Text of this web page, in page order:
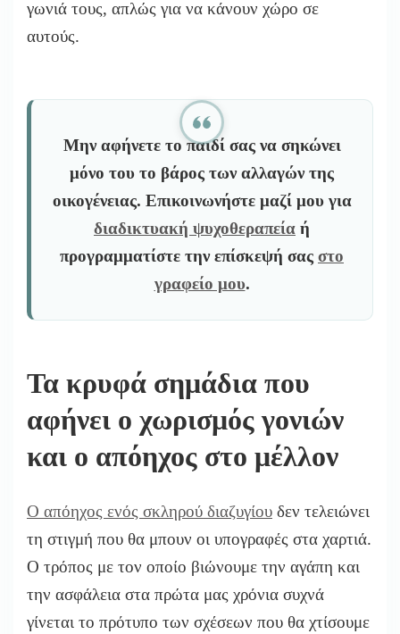
γωνιά τους, απλώς για να κάνουν χώρο σε
αυτούς.
Μην αφήνετε το παιδί σας να σηκώνει
μόνο του το βάρος των αλλαγών της
οικογένειας. Επικοινωνήστε μαζί μου για
διαδικτυακή ψυχοθεραπεία ή
προγραμματίστε την επίσκεψή σας στο
γραφείο μου.
Τα κρυφά σημάδια που
αφήνει ο χωρισμός γονιών
και ο απόηχος στο μέλλον
Ο απόηχος ενός σκληρού διαζυγίου δεν τελειώνει
τη στιγμή που θα μπουν οι υπογραφές στα χαρτιά.
Ο τρόπος με τον οποίο βιώνουμε την αγάπη και
την ασφάλεια στα πρώτα μας χρόνια συχνά
γίνεται το πρότυπο των σχέσεων που θα χτίσουμε